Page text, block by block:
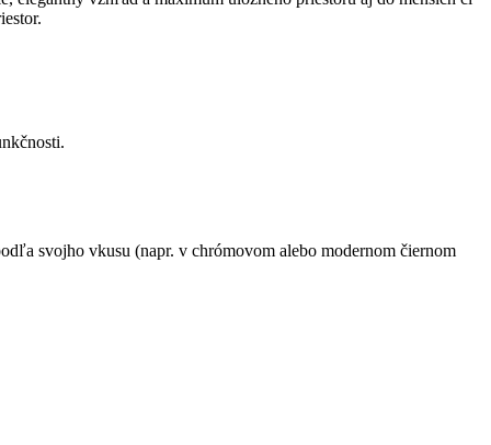
svojho vkusu (napr. v chrómovom alebo modernom čiernom